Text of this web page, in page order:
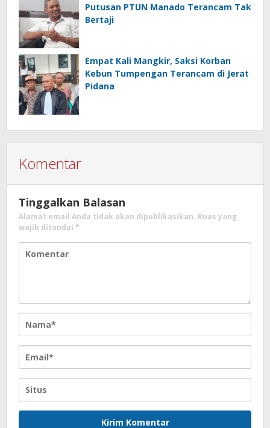
Putusan PTUN Manado Terancam Tak
Bertaji
Empat Kali Mangkir, Saksi Korban
Kebun Tumpengan Terancam di Jerat
Komentar
Tinggalkan Balasan
Alamat email Anda tidak akan dipublikasikan. Ruas yang
wajib ditandai *